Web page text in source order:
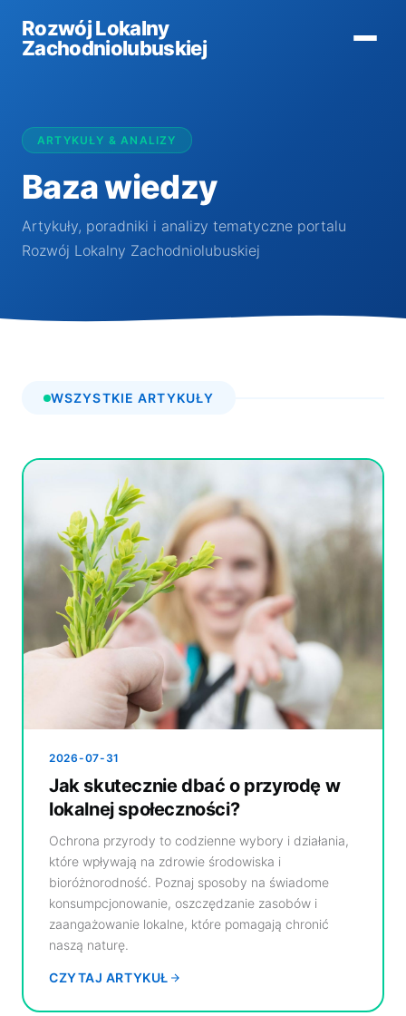
Rozwój Lokalny
Zachodniolubuskiej
ARTYKUŁY & ANALIZY
Baza wiedzy
Artykuły, poradniki i analizy tematyczne portalu
Rozwój Lokalny Zachodniolubuskiej
WSZYSTKIE ARTYKUŁY
2026-07-31
Jak skutecznie dbać o przyrodę w
lokalnej społeczności?
Ochrona przyrody to codzienne wybory i działania,
które wpływają na zdrowie środowiska i
bioróżnorodność. Poznaj sposoby na świadome
konsumpcjonowanie, oszczędzanie zasobów i
zaangażowanie lokalne, które pomagają chronić
naszą naturę.
CZYTAJ ARTYKUŁ